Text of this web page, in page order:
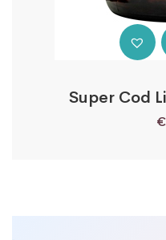
Super Cod
€